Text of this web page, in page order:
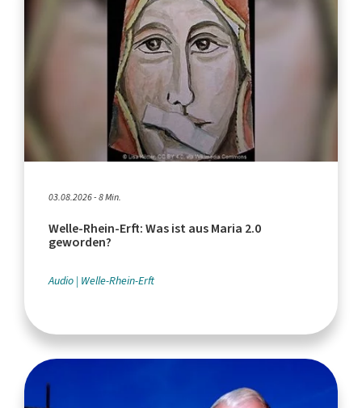
03.08.2026 - 8 Min.
Welle-Rhein-Erft: Was ist aus Maria 2.0
geworden?
Audio Welle-Rhein-Erft